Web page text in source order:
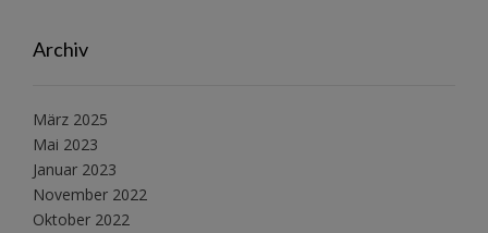
Archiv
März 2025
Mai 2023
Januar 2023
November 2022
Oktober 2022